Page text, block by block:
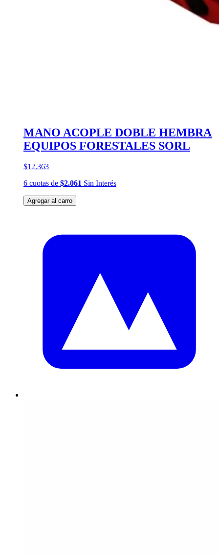
MANO ACOPLE DOBLE HEMBRA
EQUIPOS FORESTALES SORL
$12.363
6 cuotas de $2.061 Sin Interés
Agregar al carro